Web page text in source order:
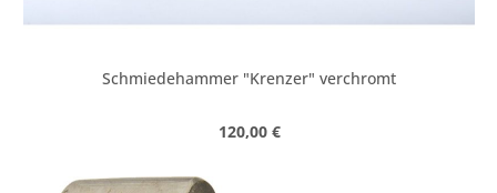
Schmiedehammer "Krenzer" verchromt
Regulärer Preis:
120,00 €